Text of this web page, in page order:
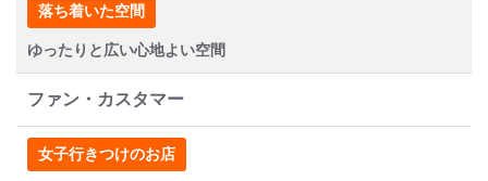
落ち着いた空間
ゆったりと広い心地よい空間
ファン・カスタマー
女子行きつけのお店